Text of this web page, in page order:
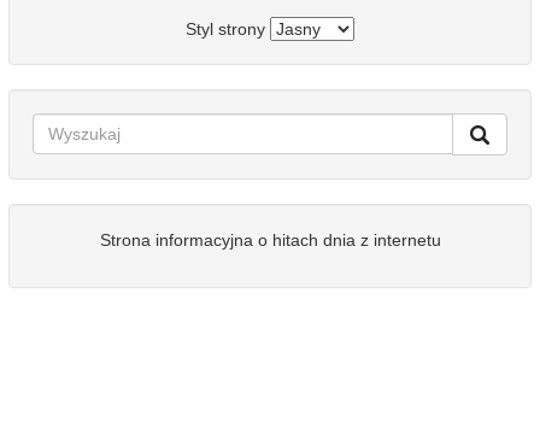
Styl strony
Strona informacyjna o hitach dnia z internetu